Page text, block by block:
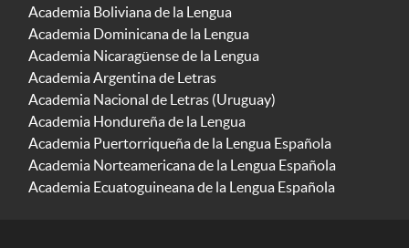
Academia Boliviana de la Lengua
Academia Dominicana de la Lengua
Academia Nicaragüense de la Lengua
Academia Argentina de Letras
Academia Nacional de Letras (Uruguay)
Academia Hondureña de la Lengua
Academia Puertorriqueña de la Lengua Española
Academia Norteamericana de la Lengua Española
Academia Ecuatoguineana de la Lengua Española